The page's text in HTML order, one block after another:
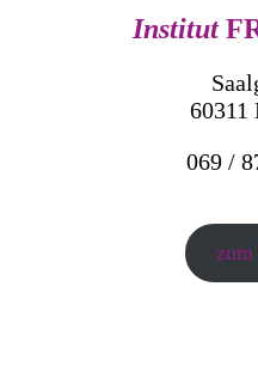
Institut
60311
069 /